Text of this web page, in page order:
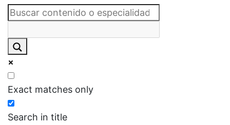
Exact matches only
Search in title